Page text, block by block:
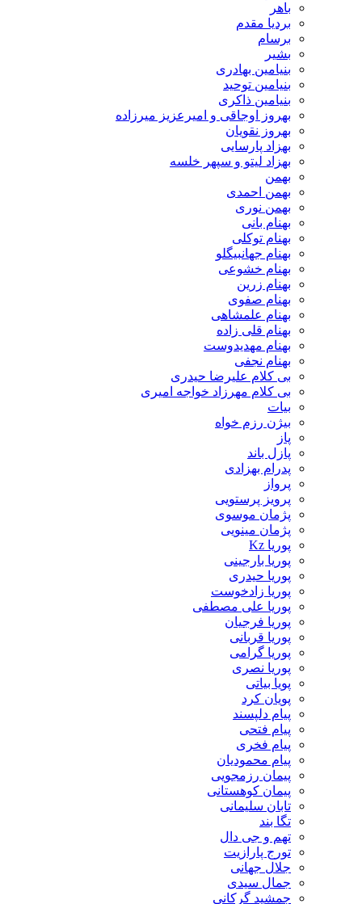
بردیا مقدم
بنیامین بهادری
بنیامین توحید
بنیامین ذاکری
بهروز اوجاقی و امیرعزیز میرزاده
بهروز نقویان
بهزاد پارسایی
بهزاد لیتو و سپهر خلسه
بهمن احمدی
بهمن نوری
بهنام بانی
بهنام توکلی
بهنام جهانبیگلو
بهنام خشوعی
بهنام زرین
بهنام صفوی
بهنام علمشاهی
بهنام قلی زاده
بهنام مهدیدوست
بهنام نجفی
بی کلام علیرضا حیدری
بی کلام مهرزاد خواجه امیری
بیژن رزم خواه
پازل باند
پدرام بهزادی
پرویز پرستویی
پژمان موسوی
پژمان مینویی
پوریا بارجینی
پوریا حیدری
پوریا زادخوست
پوریا علی مصطفی
پوریا فرجیان
پوریا قربانی
پوریا گرامی
پوریا نصری
پویا بیاتی
پویان کرد
پیام دلپسند
پیام فتحی
پیام فخری
پیام محمودیان
پیمان رزمجویی
پیمان کوهستانی
تابان سلیمانی
تهم و جی دال
تورج پارازیت
جلال جهانی
جمال سیدی
جمشید گرکانی